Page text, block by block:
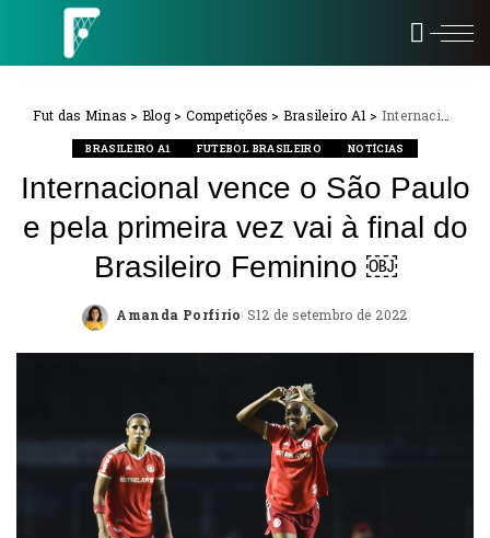
Fut das Minas > Blog> Competições > Brasileiro A1 > Internacional vence o São Paulo e pela primeira vez vai à final do Brasileiro Feminino ￼
BRASILEIRO A1 FUTEBOL BRASILEIRO NOTÍCIAS
Internacional vence o São Paulo
e pela primeira vez vai à final do
Brasileiro Feminino ￼
Posted
Amanda Porfírio 12 de setembro de 2022